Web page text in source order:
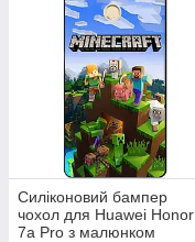
Силіконовий бампер
чохол для Huawei Honor
7a Pro з малюнком